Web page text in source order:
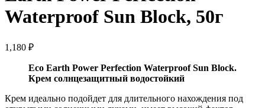
Waterproof Sun Block, 50г
1,180 ₽
Eco Earth Power Perfection Waterproof Sun Block.
Крем солнцезащитный водостойкий
Крем идеально подойдет для длительного нахождения под